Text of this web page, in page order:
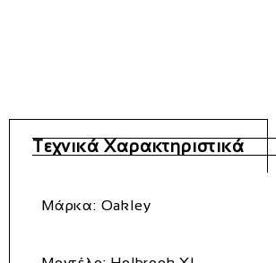
Τεχνικά Χαρακτηριστικά
Μάρκα: Oakley